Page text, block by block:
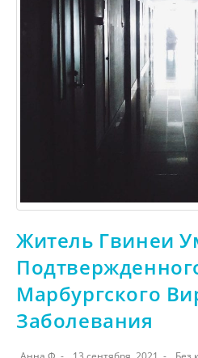
Житель Гвинеи
Марбургского
Заболевания